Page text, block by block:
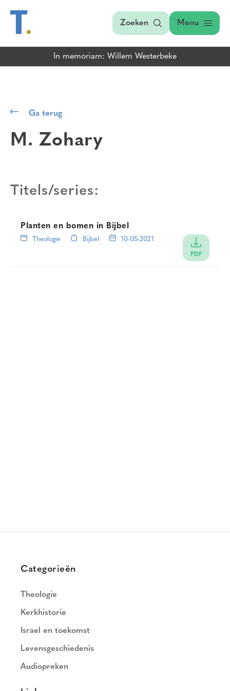
Zoeken Menu
In memoriam: Willem Westerbeke
Ga terug
M. Zohary
Titels/series:
Planten en bomen in Bijbel
Theologie Bijbel 10-05-2021
PDF
Categorieën
Theologie
Kerkhistorie
Israel en toekomst
Levensgeschiedenis
Audiopreken